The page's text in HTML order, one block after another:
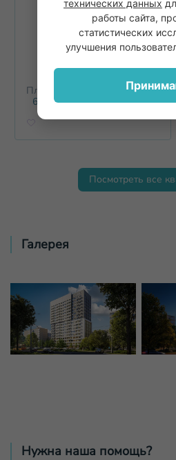
Площадь
67.7
м
17
Комнат
2+
Посмотреть все
Галерея
Нужна наша помощь?
технических данных
работы сайта,
статистических
улучшения